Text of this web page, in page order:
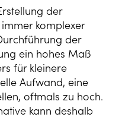
der
komplexer
der
ein hohes Maß
für kleinere
Aufwand, eine
oftmals zu hoch.
kann deshalb